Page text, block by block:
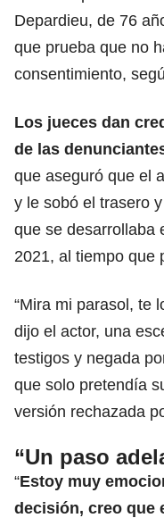
Depardieu, de 76
que prueba que no
consentimiento,
Los jueces dan
de las
que aseguró que el
y le sobó el trasero
que se desarrollaba
2021, al tiempo que
“Mira mi parasol, te
dijo el actor, una
testigos y negada
que solo pretendía
versión rechazada
“Un paso
“Estoy muy
decisión, creo que